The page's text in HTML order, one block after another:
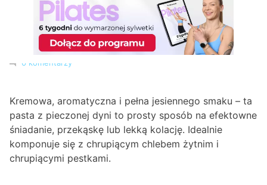
zimno
Dieta,Przepisy
Monika Zalewska-Biełło
0 komentarzy
Kremowa, aromatyczna i pełna jesiennego smaku – ta
pasta z pieczonej dyni to prosty sposób na efektowne
śniadanie, przekąskę lub lekką kolację. Idealnie
komponuje się z chrupiącym chlebem żytnim i
chrupiącymi pestkami.